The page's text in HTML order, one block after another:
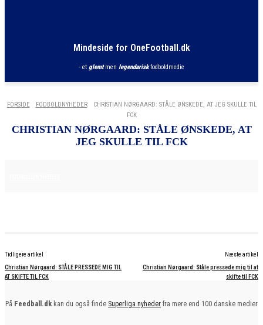
Mindeside for OneFootball.dk
- et glemtmen legendariskfodboldmedie
FORSIDE FODBOLDNYHEDER
CHRISTIAN NØRGAARD: STÅLE ØNSKEDE, AT JEG SKULLE TIL
FCK
CHRISTIAN NØRGAARD: STÅLE ØNSKEDE, AT
JEG SKULLE TIL FCK
Tidligere artikel
Christian Nørgaard: STÅLE PRESSEDE MIG TIL
AT SKIFTE TIL FCK
Næste artikel
Christian Nørgaard: Ståle pressede mig til at
skifte til FCK
På Feedball.dk kan du også finde Superliga nyheder fra mere end 100 danske medier